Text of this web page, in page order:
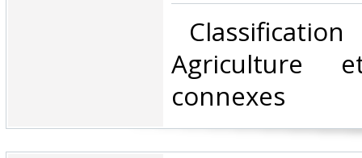
Agriculture
connexes‎